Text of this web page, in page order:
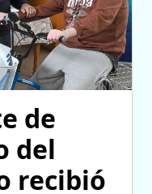
de
del
recibió